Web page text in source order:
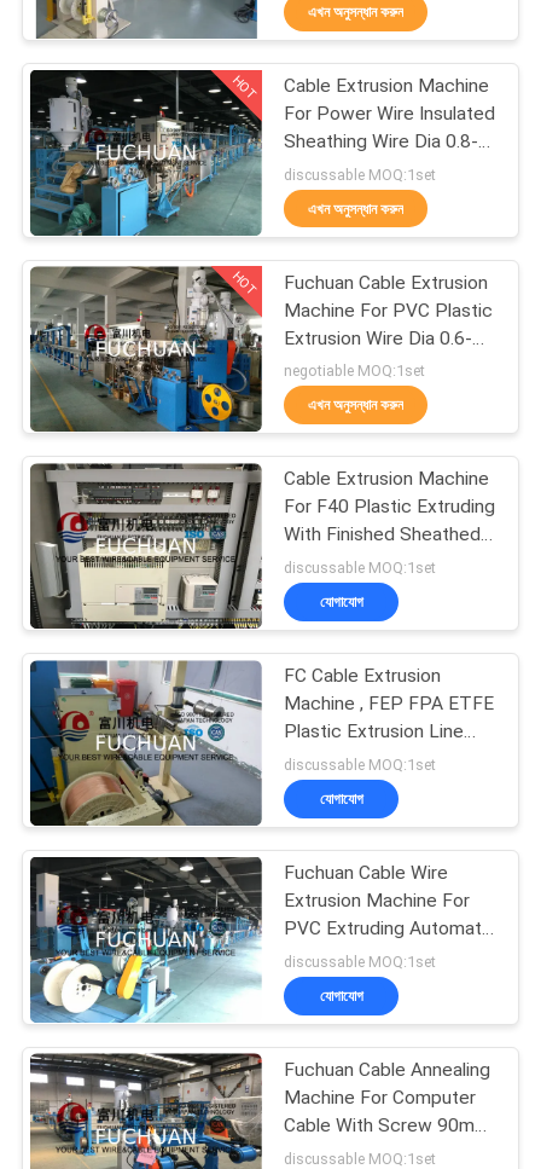
কারখানা
পরিদর্শন
গুণমান
নিয়ন্ত্রণ
আমাদের
সাথে
যোগাযোগ
খবর
মামলা
সাইট
ম্যাপ
PRIVACY
POLICY
দুবার ঝাঁকান bunching
মেশিন
88
ওয়্যার bunching মেশিন
তামার তারের মোচড়ের মেশিন
39
কেবল মোচড়ের মেশিন
এখন অনুসন্ধান করুন
HOT
Cable Extrusion Machine
For Power Wire Insulated
Sheathing Wire Dia 0.8-
8mm
discussable MOQ:1set
এখন অনুসন্ধান করুন
HOT
Fuchuan Cable Extrusion
Machine For PVC Plastic
Extrusion Wire Dia 0.6-
4mm
negotiable MOQ:1set
এখন অনুসন্ধান করুন
Cable Extrusion Machine
For F40 Plastic Extruding
With Finished Sheathed
Dia 6-16mm
discussable MOQ:1set
যোগাযোগ
FC Cable Extrusion
Machine , FEP FPA ETFE
Plastic Extrusion Line
With Screw Dia 35mm
discussable MOQ:1set
যোগাযোগ
Fuchuan Cable Wire
Extrusion Machine For
PVC Extruding Automatic
Wire Production Line
discussable MOQ:1set
যোগাযোগ
Fuchuan Cable Annealing
Machine For Computer
Cable With Screw 90mm
Max Speed 200m/min
discussable MOQ:1set